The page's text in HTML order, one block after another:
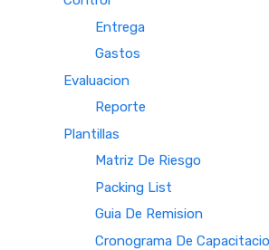
Entrega
Gastos
Evaluacion
Reporte
Plantillas
Matriz De Riesgo
Packing List
Guia De Remision
Cronograma De